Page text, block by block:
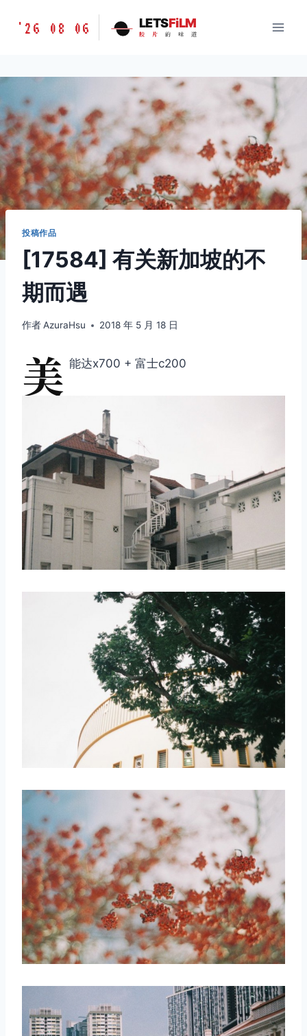
胶
味
道
LETSFILM
'26 08 06 LETSFiLM
胶 片 的 味 道
投稿作品
[17584] 有关新加坡的不
期而遇
作者AzuraHsu 2018 年 5 月 18 日
美 能达x700 + 富士c200